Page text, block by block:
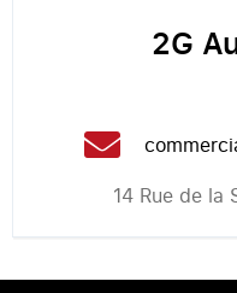
2G
14 Rue de la